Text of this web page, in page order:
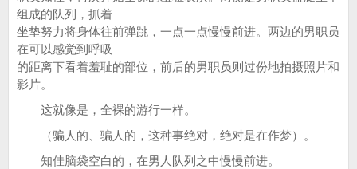
组成的队列，抓着
坐垫努力将身体往前弹跳，一点一点慢慢前进。两边的男职员
在可以感觉到呼吸
的距离下看着羞耻的部位，前后的男职员则过份地拍摄照片和
影片。
这就像是，全裸的游行一样。
（骗人的、骗人的，这种事绝对，绝对是在作梦）。
知佳脑袋空白的，在男人队列之中慢慢前进。